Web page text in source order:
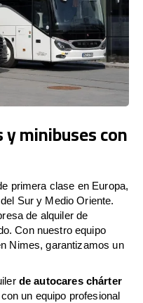
minibuses con
primera clase en Europa,
Sur y Medio Oriente.
de alquiler de
Con nuestro equipo
Nimes, garantizamos un
de autocares chárter
un equipo profesional